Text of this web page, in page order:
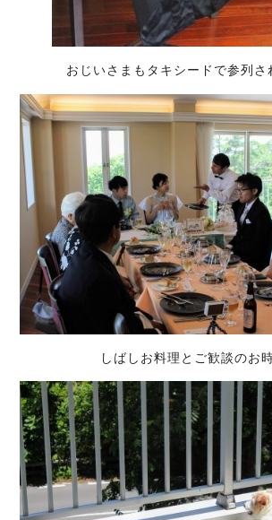
おじいさまもタキシードで参列さ
しばしお料理とご歓談のお時